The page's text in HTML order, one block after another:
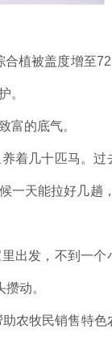
合植被盖度增至
。
富的底气。
着几十匹马。过
一天能拉好几趟
出发，不到一个
动。
农牧民销售特色